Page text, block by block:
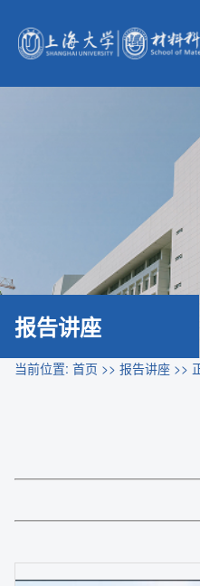
报告讲座
当前位置: 首页 >> 报告讲座 >>